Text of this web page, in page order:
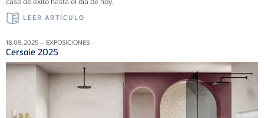
LEER ARTÍCULO
18.09.2025 – EXPOSICIONES
Cersaie 2025